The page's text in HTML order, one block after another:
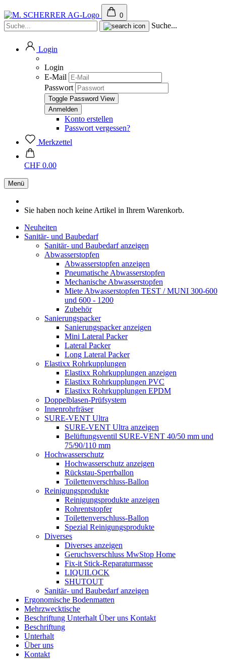
0
Suche...
Login
Login
E-Mail
Passwort
Toggle Password View
Konto erstellen
Passwort vergessen?
Merkzettel
CHF 0.00
Menü
Sie haben noch keine Artikel in Ihrem Warenkorb.
Neuheiten
Sanitär- und Baubedarf
Sanitär- und Baubedarf anzeigen
Abwasserstopfen
Abwasserstopfen anzeigen
Pneumatische Abwasserstopfen
Mechanische Abwasserstopfen
Miete Abwasserstopfen TEST / MUNI 300-600
und 600 - 1200
Zubehör
Sanierungspacker
Sanierungspacker anzeigen
Mini Lateral Packer
Lateral Packer
Long Lateral Packer
Elastixx Rohrkupplungen
Elastixx Rohrkupplungen anzeigen
Elastixx Rohrkupplungen PVC
Elastixx Rohrkupplungen EPDM
Doppelblasen-Prüfsystem
Innenrohrfräser
SURE-VENT Ultra
SURE-VENT Ultra anzeigen
Belüftungsventil SURE-VENT 40/50 mm und
75/90/110 mm
Hochwasserschutz
Hochwasserschutz anzeigen
Rückstau-Sperrballon
Toilettenverschluss-Ballon
Reinigungsprodukte
Reinigungsprodukte anzeigen
Rohrentstopfer
Toilettenverschluss-Ballon
Spezial Reinigungsprodukte
Diverses
Diverses anzeigen
Geruchsverschluss MwStop Home
Fix-it Stick-Reparaturmasse
LIQUILOCK
SHUTOUT
Sanitär- und Baubedarf anzeigen
Ergonomische Bodenmatten
Mehrzwecktische
Beschriftung Unterhalt Über uns Kontakt
Beschriftung
Unterhalt
Über uns
Kontakt